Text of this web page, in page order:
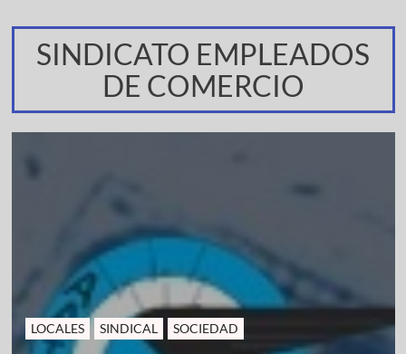
SINDICATO EMPLEADOS
DE COMERCIO
LOCALES SINDICAL SOCIEDAD